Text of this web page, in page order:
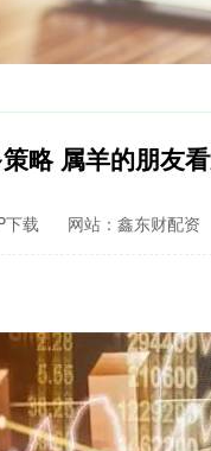
略 属羊的朋友
下载 网站：鑫东财配资